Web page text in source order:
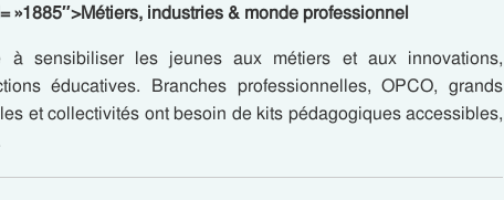
»1885″>Métiers, industries & monde professionnel
à sensibiliser les jeunes aux métiers et aux innovations,
éducatives. Branches professionnelles, OPCO, grands
et collectivités ont besoin de kits pédagogiques accessibles,